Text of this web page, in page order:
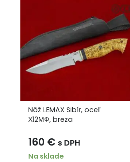
Nôž LEMAX Sibír, oceľ
Х12МФ, breza
160 € s DPH
Na sklade